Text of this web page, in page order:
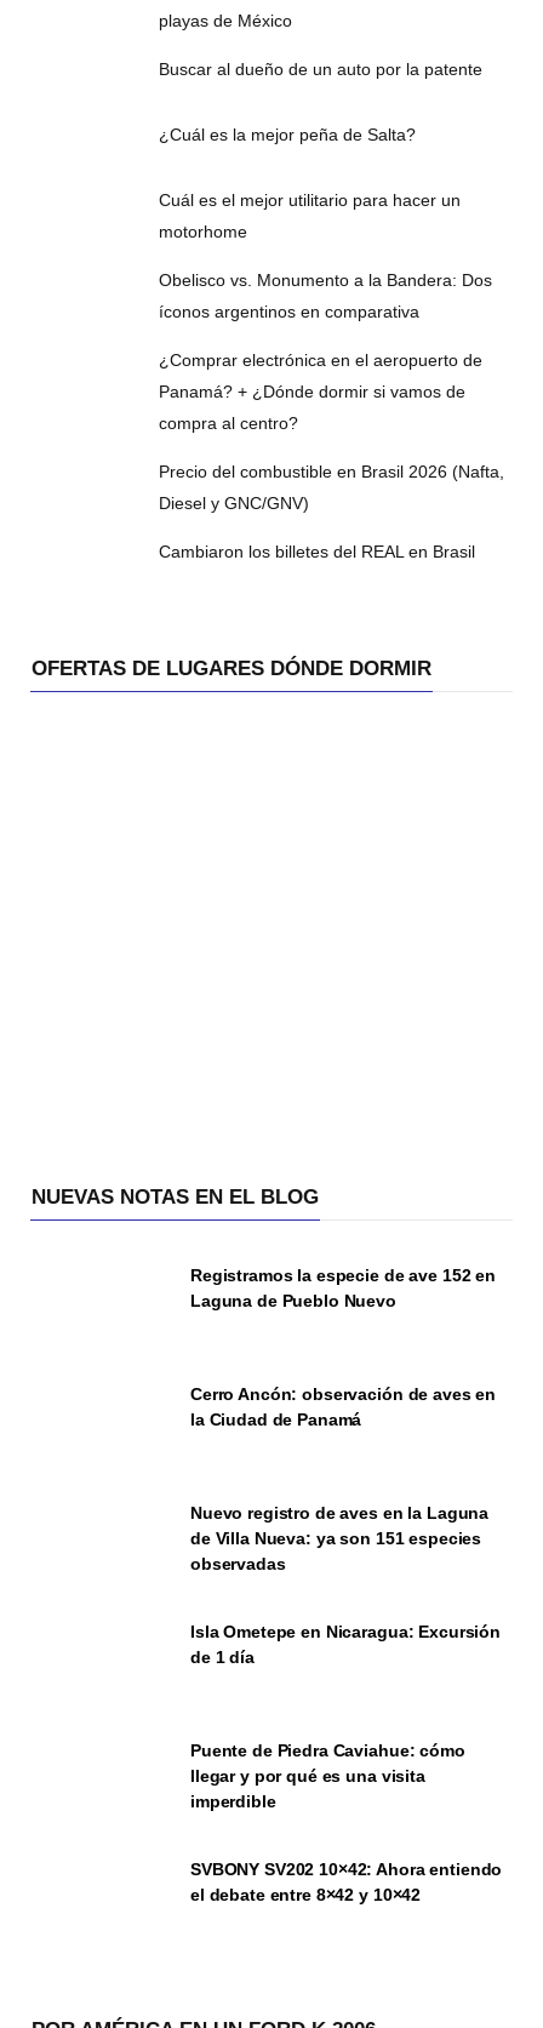
playas de México
Buscar al dueño de un auto por la patente
¿Cuál es la mejor peña de Salta?
Cuál es el mejor utilitario para hacer un
motorhome
Obelisco vs. Monumento a la Bandera: Dos
íconos argentinos en comparativa
¿Comprar electrónica en el aeropuerto de
Panamá? + ¿Dónde dormir si vamos de
compra al centro?
Precio del combustible en Brasil 2026 (Nafta,
Diesel y GNC/GNV)
Cambiaron los billetes del REAL en Brasil
OFERTAS DE LUGARES DÓNDE DORMIR
NUEVAS NOTAS EN EL BLOG
Registramos la especie de ave 152 en
Laguna de Pueblo Nuevo
Cerro Ancón: observación de aves en
la Ciudad de Panamá
Nuevo registro de aves en la Laguna
de Villa Nueva: ya son 151 especies
observadas
Isla Ometepe en Nicaragua: Excursión
de 1 día
Puente de Piedra Caviahue: cómo
llegar y por qué es una visita
imperdible
SVBONY SV202 10×42: Ahora entiendo
el debate entre 8×42 y 10×42